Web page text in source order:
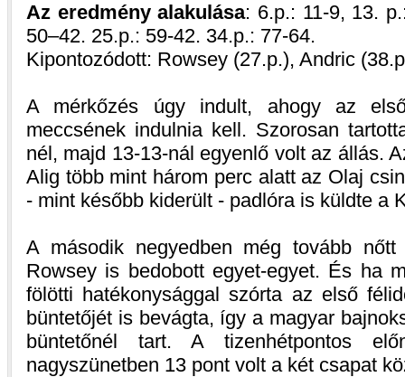
Az eredmény alakulása: 6.p.: 11-9, 13.
50–42. 25.p.: 59-42. 34.p.: 77-64.
Kipontozódott: Rowsey (27.p.), Andric
A mérkőzés úgy indult, ahogy az
meccsének indulnia kell. Szorosan
nél, majd 13-13-nál egyenlő volt az állás.
Alig több mint három perc alatt az Olaj
- mint később kiderült - padlóra is küldte a
A második negyedben még tovább
Rowsey is bedobott egyet-egyet. És ha
fölötti hatékonysággal szórta az első
büntetőjét is bevágta, így a magyar
büntetőnél tart. A tizenhétpontos
nagyszünetben 13 pont volt a két csapat